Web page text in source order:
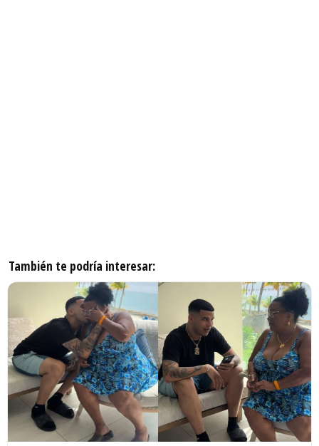
También te podría interesar: